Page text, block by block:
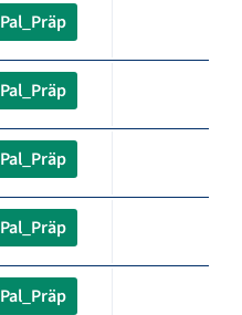
Pal_Präp
Pal_Präp
Pal_Präp
Pal_Präp
Pal_Präp